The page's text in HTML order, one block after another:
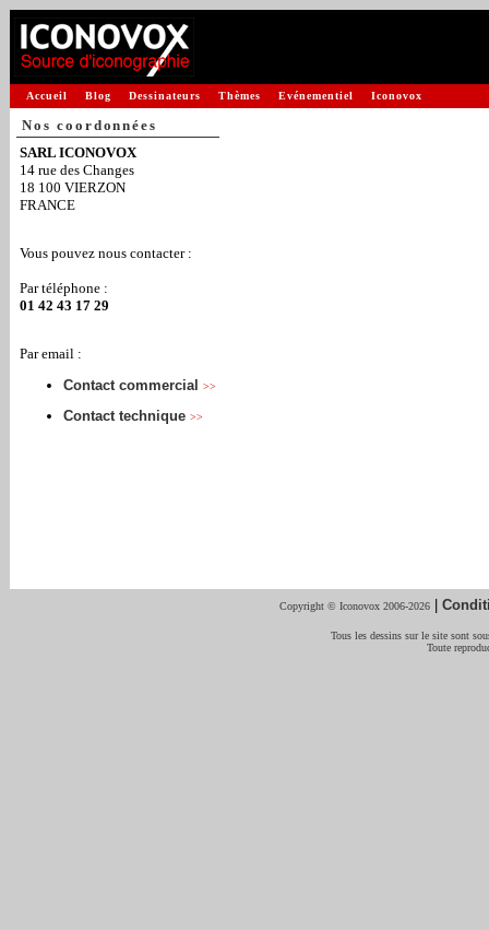
Accueil Blog Dessinateurs Thèmes Evénementiel Iconovox
Nos coordonnées
SARL ICONOVOX
14 rue des Changes
18 100 VIERZON
FRANCE
Vous pouvez nous contacter :
Par téléphone :
01 42 43 17 29
Par email :
Contact commercial
>>
Contact technique >>
Copyright © Iconovox 2006-2026 |
Tous les dessins sur le site sont
Toute